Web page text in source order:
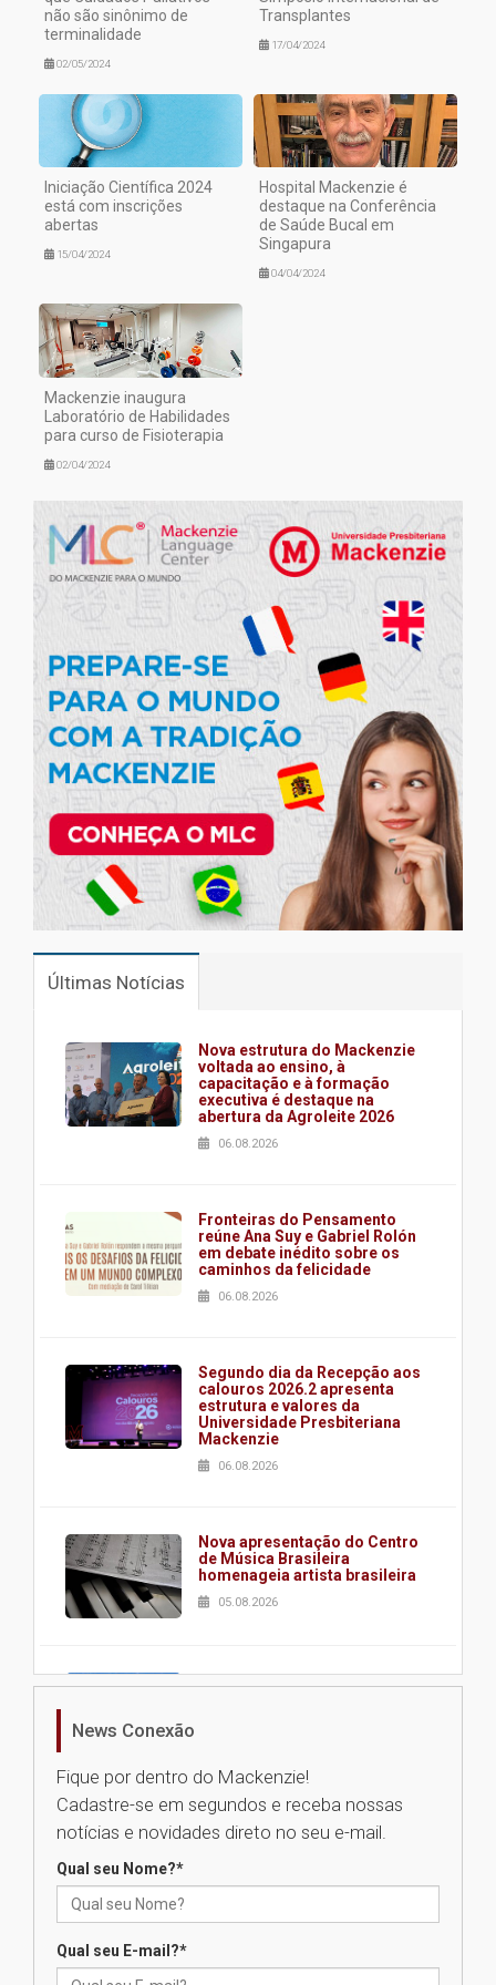
não são sinônimo de
terminalidade
02/05/2024
Transplantes
17/04/2024
Iniciação Científica 2024
está com inscrições
abertas
15/04/2024
Hospital Mackenzie é
destaque na Conferência
de Saúde Bucal em
Singapura
04/04/2024
Mackenzie inaugura
Laboratório de Habilidades
para curso de Fisioterapia
02/04/2024
Últimas Notícias
Nova estrutura do Mackenzie
voltada ao ensino, à
capacitação e à formação
executiva é destaque na
abertura da Agroleite 2026
06.08.2026
Fronteiras do Pensamento
reúne Ana Suy e Gabriel Rolón
em debate inédito sobre os
caminhos da felicidade
06.08.2026
Segundo dia da Recepção aos
calouros 2026.2 apresenta
estrutura e valores da
Universidade Presbiteriana
Mackenzie
06.08.2026
Nova apresentação do Centro
de Música Brasileira
homenageia artista brasileira
05.08.2026
Universidade Mackenzie
Seminário discute desafios
das novas tecnologias em
calouros do segundo semestre
News Conexão
Fique por dentro do Mackenzie!
Cadastre-se em segundos e receba nossas
notícias e novidades direto no seu e-mail.
Qual seu Nome?*
Qual seu E-mail?*